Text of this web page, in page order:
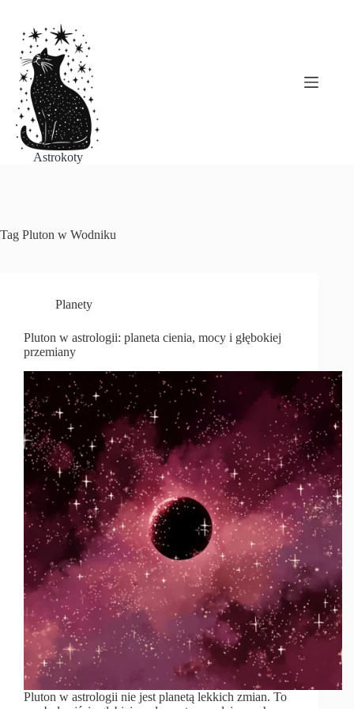
treści
Astrokoty
Tag Pluton w Wodniku
Planety
Pluton w astrologii: planeta cienia, mocy i głębokiej
przemiany
Pluton w astrologii nie jest planetą lekkich zmian. To